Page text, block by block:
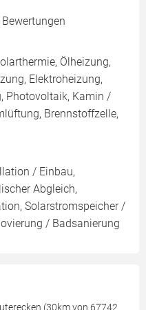
Ölheizung,
Elektroheizung,
Photovoltaik, Kamin /
Brennstoffzelle,
/ Einbau,
Abgleich,
Solarstromspeicher /
/ Badsanierung
(30km von 67742